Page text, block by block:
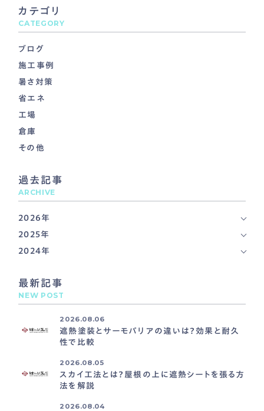
カテゴリ
CATEGORY
ブログ
施工事例
暑さ対策
省エネ
工場
倉庫
その他
過去記事
ARCHIVE
2026年
2025年
2024年
最新記事
NEW POST
2026.08.06
遮熱塗装とサーモバリアの違いは？効果と耐久
性で比較
2026.08.05
スカイ工法とは？屋根の上に遮熱シートを張る方
法を解説
2026.08.04